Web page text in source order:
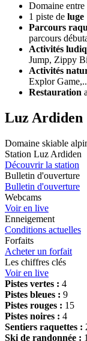
Domaine entre
1 piste de luge
Parcours
parcours
Activités
Jump, Zippy
Activités
Explor
Restauration
Luz Ardiden
Domaine skiable
Station Luz Ardiden
Découvrir la station
Bulletin d'ouverture
Bulletin d'ouverture
Webcams
Voir en live
Enneigement
Conditions actuelles
Forfaits
Acheter un forfait
Les chiffres clés
Voir en live
Pistes vertes : 4
Pistes bleues : 9
Pistes rouges : 15
Pistes noires : 4
Sentiers raquettes :
Ski de randonnée :